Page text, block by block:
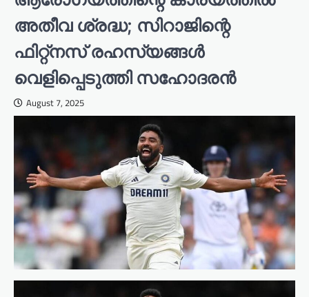
അതീവ ശ്രദ്ധ; സിറാജിന്റെ
ഫിറ്റ്നസ് രഹസ്യങ്ങൾ
വെളിപ്പെടുത്തി സഹോദരൻ
August 7, 2025